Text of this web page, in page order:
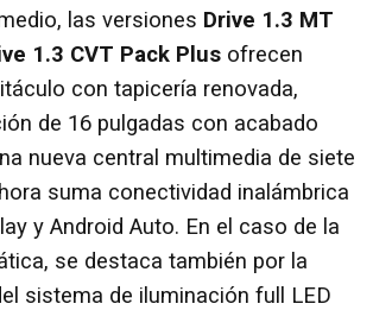
las versiones Drive 1.3 MT
1.3 CVT Pack Plus ofrecen
con tapicería renovada,
de 16 pulgadas con acabado
nueva central multimedia de siete
suma conectividad inalámbrica
y Android Auto. En el caso de la
se destaca también por la
sistema de iluminación full LED